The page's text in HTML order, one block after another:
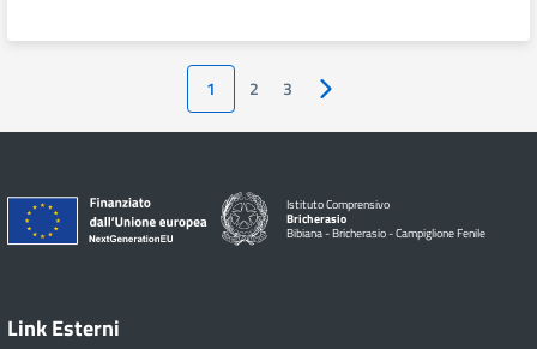
1 2 3 Pagina successiva
Istituto Comprensivo
Bricherasio
Bibiana - Bricherasio - Campiglione Fenile
Link Esterni